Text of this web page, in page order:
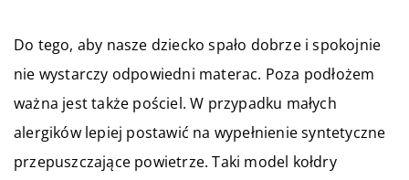
Do tego, aby nasze dziecko spało dobrze i spokojnie
nie wystarczy odpowiedni materac. Poza podłożem
ważna jest także pościel. W przypadku małych
alergików lepiej postawić na wypełnienie syntetyczne
przepuszczające powietrze. Taki model kołdry